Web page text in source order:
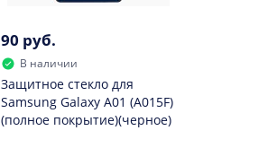
90 руб.
В наличии
Защитное стекло для
Samsung Galaxy A01 (A015F)
(полное покрытие)(черное)